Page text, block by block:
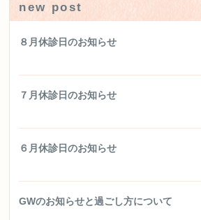
new post
８月休診日のお知らせ
７月休診日のお知らせ
６月休診日のお知らせ
GWのお知らせと過ごし方について